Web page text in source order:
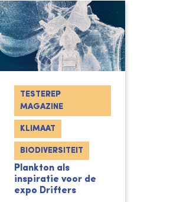
TESTEREP
MAGAZINE
KLIMAAT
BIODIVERSITEIT
Plankton als
inspiratie voor de
expo Drifters